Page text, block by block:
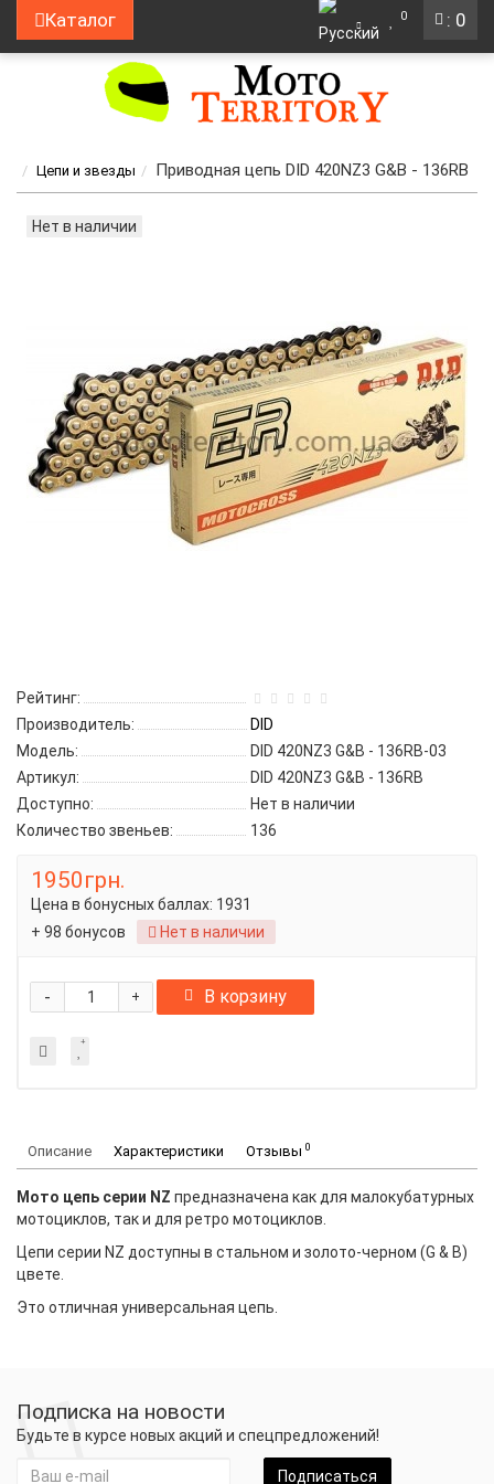
: 0
Каталог 0
Цепи и звезды Приводная цепь DID 420NZ3 G&B - 136RB
Нет в наличии
Рейтинг:
Производитель:
DID
Модель:
DID 420NZ3 G&B - 136RB-03
Артикул:
DID 420NZ3 G&B - 136RB
Доступно:
Нет в наличии
Количество звеньев:
136
1950грн.
Цена в бонусных баллах: 1931
+ 98 бонусов
Нет в наличии
+
- В корзину
Описание Характеристики Отзывы 0
Мото цепь серии NZ предназначена как для малокубатурных
мотоциклов, так и для ретро мотоциклов.
Цепи серии NZ доступны в стальном и золото-черном (G & B)
цвете.
Это отличная универсальная цепь.
Подписка на новости
Будьте в курсе новых акций и спецпредложений!
Подписаться